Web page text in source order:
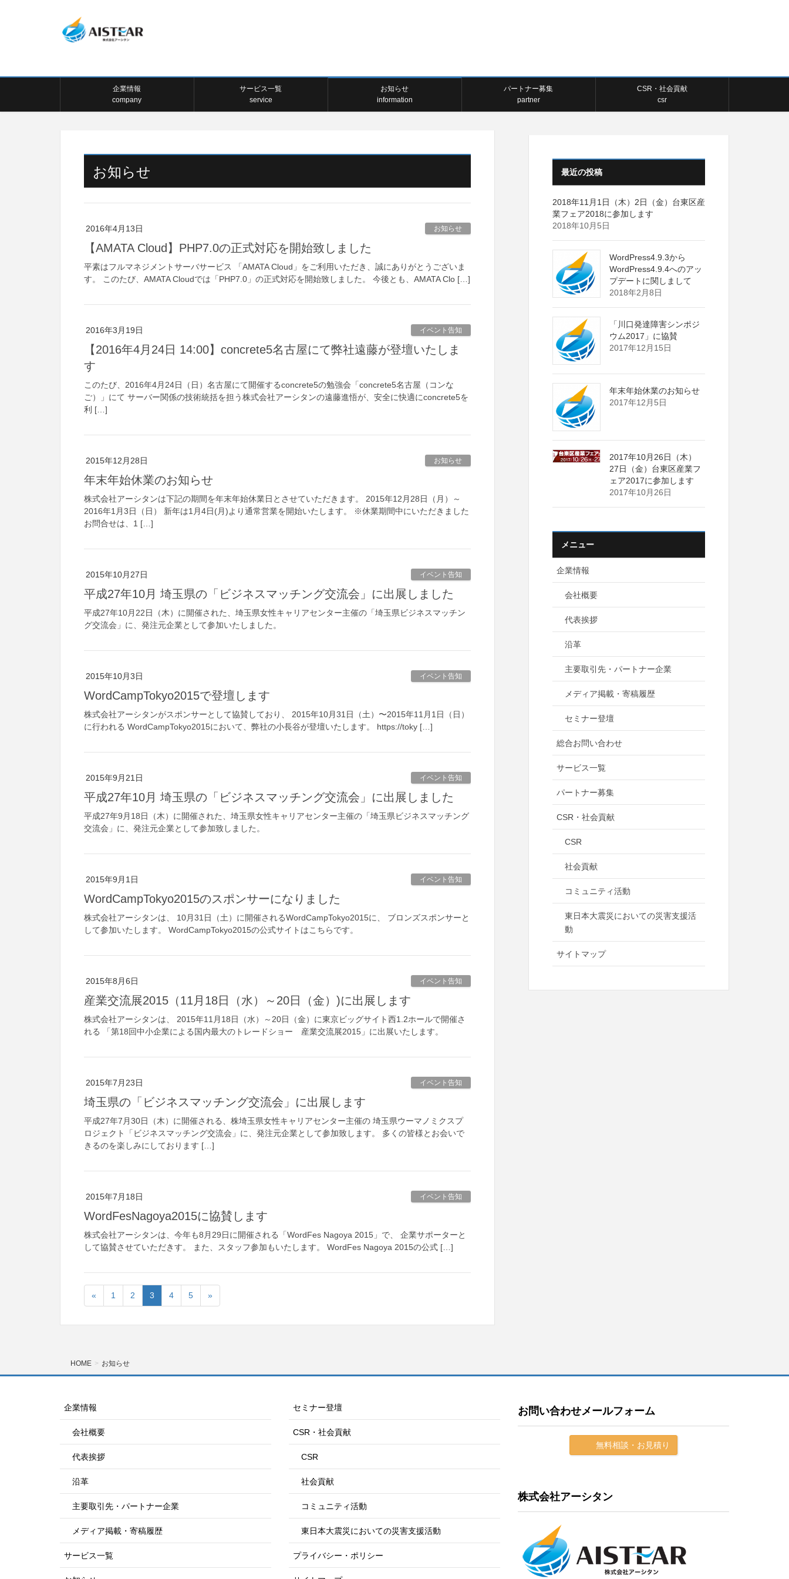
企業情報
company
サービス一覧
service
お知らせ
information
パートナー募集
partner
CSR・社会貢献
csr
お知らせ
2016年4月13日 お知らせ
【AMATA Cloud】PHP7.0の正式対応を開始致しました
平素はフルマネジメントサーバサービス 「AMATA Cloud」をご利用いただき、誠にありがとうございま
す。 このたび、AMATA Cloudでは「PHP7.0」の正式対応を開始致しました。 今後とも、AMATA Clo […]
2016年3月19日 イベント告知
【2016年4月24日 14:00】concrete5名古屋にて弊社遠藤が登壇いたしま
す
このたび、2016年4月24日（日）名古屋にて開催するconcrete5の勉強会「concrete5名古屋（コンな
ご）」にて サーバー関係の技術統括を担う株式会社アーシタンの遠藤進悟が、安全に快適にconcrete5を
利 […]
2015年12月28日 お知らせ
年末年始休業のお知らせ
株式会社アーシタンは下記の期間を年末年始休業日とさせていただきます。 2015年12月28日（月）～
2016年1月3日（日） 新年は1月4日(月)より通常営業を開始いたします。 ※休業期間中にいただきました
お問合せは、1 […]
2015年10月27日 イベント告知
平成27年10月 埼玉県の「ビジネスマッチング交流会」に出展しました
平成27年10月22日（木）に開催された、埼玉県女性キャリアセンター主催の「埼玉県ビジネスマッチン
グ交流会」に、発注元企業として参加いたしました。
2015年10月3日 イベント告知
WordCampTokyo2015で登壇します
株式会社アーシタンがスポンサーとして協賛しており、 2015年10月31日（土）〜2015年11月1日（日）
に行われる WordCampTokyo2015において、弊社の小長谷が登壇いたします。 https://toky […]
2015年9月21日 イベント告知
平成27年10月 埼玉県の「ビジネスマッチング交流会」に出展しました
平成27年9月18日（木）に開催された、埼玉県女性キャリアセンター主催の「埼玉県ビジネスマッチング
交流会」に、発注元企業として参加致しました。
2015年9月1日 イベント告知
WordCampTokyo2015のスポンサーになりました
株式会社アーシタンは、 10月31日（土）に開催されるWordCampTokyo2015に、 ブロンズスポンサーと
して参加いたします。 WordCampTokyo2015の公式サイトはこちらです。
2015年8月6日 イベント告知
産業交流展2015（11月18日（水）～20日（金）)に出展します
株式会社アーシタンは、 2015年11月18日（水）～20日（金）に東京ビッグサイト西1.2ホールで開催さ
れる 「第18回中小企業による国内最大のトレードショー 産業交流展2015」に出展いたします。
2015年7月23日 イベント告知
埼玉県の「ビジネスマッチング交流会」に出展します
平成27年7月30日（木）に開催される、株埼玉県女性キャリアセンター主催の 埼玉県ウーマノミクスプ
ロジェクト「ビジネスマッチング交流会」に、発注元企業として参加致します。 多くの皆様とお会いで
きるのを楽しみにしております […]
2015年7月18日 イベント告知
WordFesNagoya2015に協賛します
株式会社アーシタンは、今年も8月29日に開催される「WordFes Nagoya 2015」で、 企業サポーターと
して協賛させていただきす。 また、スタッフ参加もいたします。 WordFes Nagoya 2015の公式 […]
« 1 2 3 4 5 »
最近の投稿
2018年11月1日（木）2日（金）台東区産
業フェア2018に参加します
2018年10月5日
WordPress4.9.3から
WordPress4.9.4へのアッ
プデートに関しまして
2018年2月8日
「川口発達障害シンポジ
ウム2017」に協賛
2017年12月15日
年末年始休業のお知らせ
2017年12月5日
2017年10月26日（木）
27日（金）台東区産業フ
ェア2017に参加します
2017年10月26日
メニュー
企業情報
会社概要
代表挨拶
沿革
主要取引先・パートナー企業
メディア掲載・寄稿履歴
セミナー登壇
総合お問い合わせ
サービス一覧
パートナー募集
CSR・社会貢献
CSR
社会貢献
コミュニティ活動
東日本大震災においての災害支援活
動
サイトマップ
HOME お知らせ
企業情報
会社概要
代表挨拶
沿革
主要取引先・パートナー企業
メディア掲載・寄稿履歴
サービス一覧
セミナー登壇
CSR・社会貢献
CSR
社会貢献
コミュニティ活動
東日本大震災においての災害支援活動
プライバシー・ポリシー
お問い合わせメールフォーム
無料相談・お見積り
株式会社アーシタン